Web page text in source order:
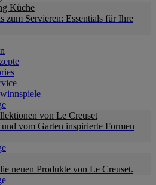
Küche
zum Servieren: Essentials für Ihre
von Le Creuset
vom Garten inspirierte Formen
neuen Produkte von Le Creuset.